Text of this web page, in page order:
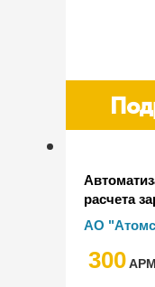
расчета
АО
300AРМ